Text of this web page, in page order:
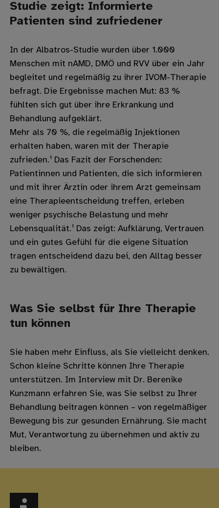
Studie zeigt: Informierte
Patienten sind zufriedener
In der Albatros-Studie wurden über 1.000
Menschen mit nAMD, DMÖ und RVV über ein Jahr
begleitet und regelmäßig zu ihrer IVOM-Therapie
befragt. Die Ergebnisse machen Mut: 83 %
fühlten sich gut über ihre Erkrankung und
Behandlung aufgeklärt.
Mehr als 70 %, die regelmäßig Injektionen
erhalten haben, waren mit der Therapie
zufrieden.¹ Das Fazit der Forschenden:
Patientinnen und Patienten, die sich informieren
und mit ihrer Ärztin oder ihrem Arzt gemeinsam
eine Therapieentscheidung treffen, erleben
weniger psychische Belastung und mehr
Lebensqualität.¹ Das zeigt: Aufklärung, Vertrauen
und ein gutes Gefühl für die eigene Situation
tragen entscheidend dazu bei, den Alltag besser
zu bewältigen.
Was Sie selbst für Ihre Therapie
tun können
Sie haben mehr Einfluss, als Sie vielleicht denken.
Schon kleine Schritte können Ihre Therapie
unterstützen. Im Interview mit Dr. Berenike
Kunzmann erfahren Sie, was Sie selbst zu Ihrer
Behandlung beitragen können – von regelmäßiger
Bewegung bis zur gesunden Ernährung. Sie macht
Mut, Verantwortung zu übernehmen und aktiv zu
bleiben.